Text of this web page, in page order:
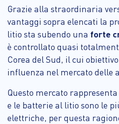
Grazie alla straordinaria
vantaggi sopra elencati la
litio sta subendo una forte
è controllato quasi
Corea del Sud, il cui
influenza nel mercato delle
Questo mercato
e le batterie al litio sono le
elettriche, per questa